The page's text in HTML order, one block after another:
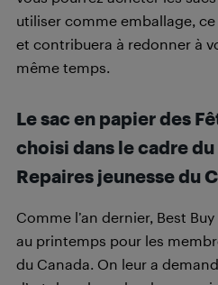
⁠utiliser comme emballage,
et contribuera à redonner à
même temps.
Le sac en papier des
choisi dans le cadre
Repaires jeunesse du
Comme l’an dernier, Best
au printemps pour les
du Canada. On leur a